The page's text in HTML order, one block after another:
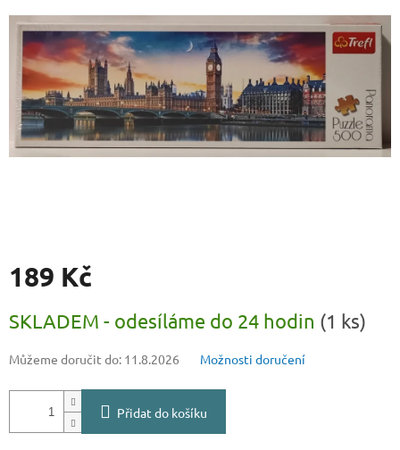
189 Kč
cena:
SKLADEM - odesíláme do 24 hodin (1 ks)
Můžeme doručit do: 11.8.2026 Možnosti doručení
Přidat do košíku